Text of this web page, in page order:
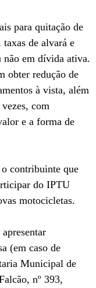
para quitação de
de alvará e
em dívida ativa.
obter redução de
à vista, além
com
e a forma de
contribuinte que
do IPTU
motocicletas.
(em caso de
Municipal de
nº 393,